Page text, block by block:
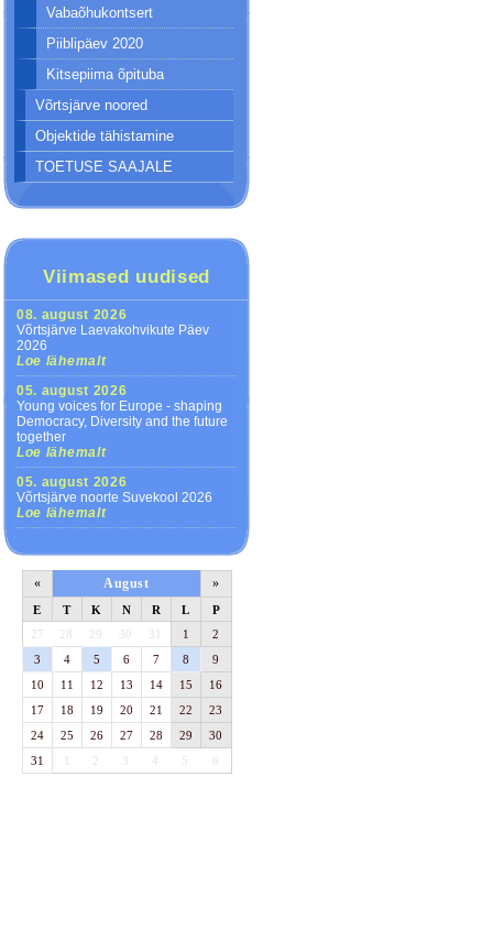
Vabaõhukontsert
Piiblipäev 2020
Kitsepiima õpituba
Võrtsjärve noored
Objektide tähistamine
TOETUSE SAAJALE
Viimased uudised
08. august 2026
Võrtsjärve Laevakohvikute Päev
2026
Loe lähemalt
05. august 2026
Young voices for Europe - shaping
Democracy, Diversity and the future
together
Loe lähemalt
05. august 2026
Võrtsjärve noorte Suvekool 2026
Loe lähemalt
« August »
E T K N R L
P
27
28 29 30 31 1
2
3
4 5 6 7 8
9
10
11 12 13 14 15
16
17
18 19 20 21 22
23
24
25 26 27 28 29
30
31
1 3 4 5 6